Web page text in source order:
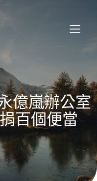
億嵐辦公室
百個便當